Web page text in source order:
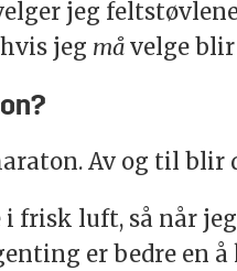
jeg
jeg må velge
Av og til blir
i frisk luft, så når
er bedre en